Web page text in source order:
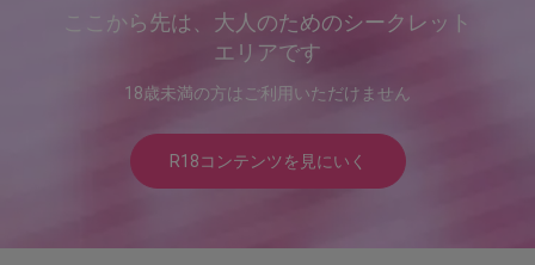
ここから先は、大人のためのシークレット
エリアです
18歳未満の方はご利用いただけません
R18コンテンツを見にいく